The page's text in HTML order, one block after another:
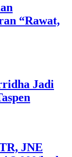
“Rawat,
Jadi
JNE